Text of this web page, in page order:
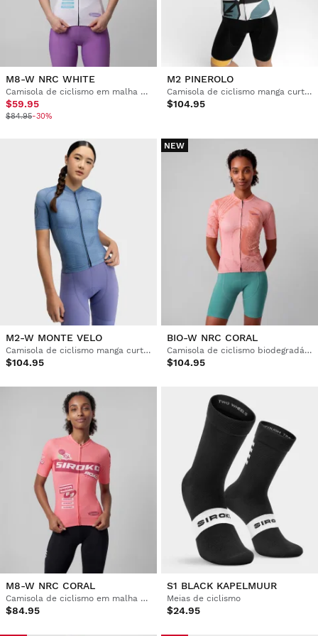
M8-W NRC WHITE
Camisola de ciclismo em malha de manga curta para mulher
$59.95
$84.95-30%
M2 PINEROLO
Camisola de ciclismo manga curta mulher
$104.95
M2-W MONTE VELO
Camisola de ciclismo manga curta mulher
$104.95
NEW
BIO-W NRC CORAL
Camisola de ciclismo biodegradável para mulher
$104.95
M8-W NRC CORAL
Camisola de ciclismo em malha de manga curta para mulher
$84.95
S1 BLACK KAPELMUUR
Meias de ciclismo
$24.95